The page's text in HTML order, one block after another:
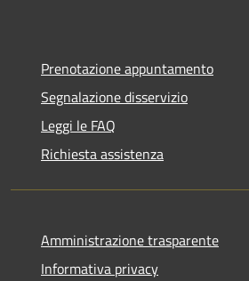
Prenotazione appuntamento
Segnalazione disservizio
Leggi le FAQ
Richiesta assistenza
Amministrazione trasparente
Informativa privacy